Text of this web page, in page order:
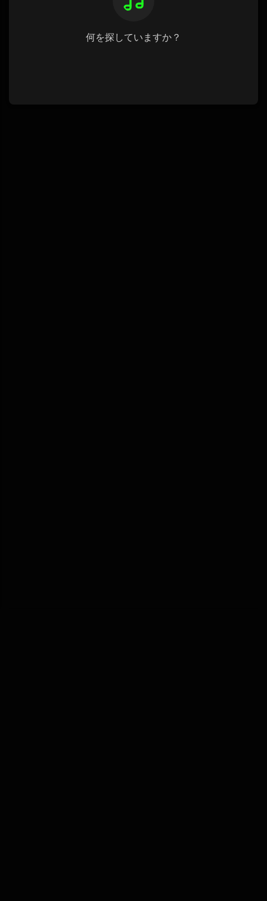
何を探していますか？